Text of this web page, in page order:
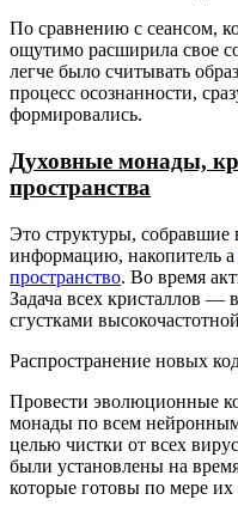
По сравнению с сеансом,
ощутимо расширила свое
легче было считывать
процесс осознанности,
формировались.
Духовные монады,
пространства
Это структуры,
информацию, накопитель а
пространство. Во время
Задача всех кристаллов —
сгустками
Распространение новых
Провести эволюционные
монады по всем
целью чистки от всех
были установлены на
которые готовы по мере их